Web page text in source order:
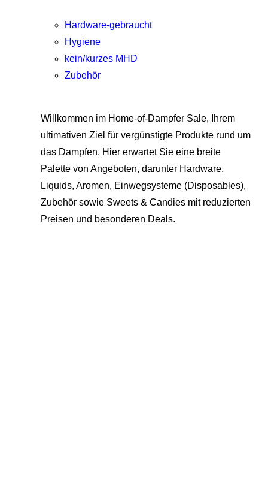
Hardware-gebraucht
Hygiene
kein/kurzes MHD
Zubehör
Willkommen im Home-of-Dampfer Sale, Ihrem
ultimativen Ziel für vergünstigte Produkte rund um
das Dampfen. Hier erwartet Sie eine breite
Palette von Angeboten, darunter Hardware,
Liquids, Aromen, Einwegsysteme (Disposables),
Zubehör sowie Sweets & Candies mit reduzierten
Preisen und besonderen Deals.